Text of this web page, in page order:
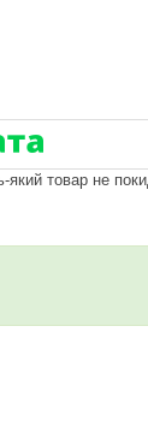
який товар не